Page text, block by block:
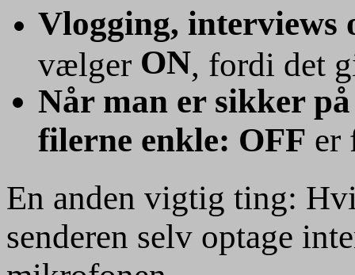
Vlogging, interviews
vælger ON , fordi det
Når man er sikker
filerne enkle: OFF er
En anden vigtig ting:
senderen selv optage